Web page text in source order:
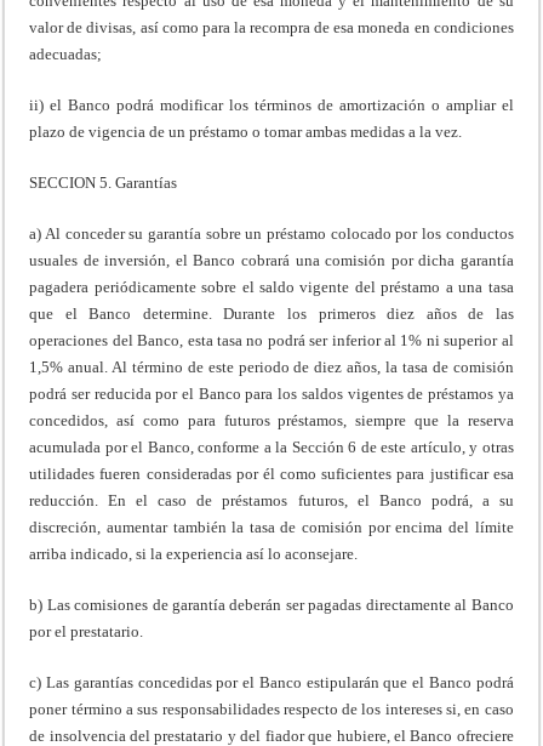
valor de divisas, así como para la recompra de esa moneda en condiciones
adecuadas;
ii) el Banco podrá modificar los términos de amortización o ampliar el
plazo de vigencia de un préstamo o tomar ambas medidas a la vez.
SECCION 5. Garantías
a) Al conceder su garantía sobre un préstamo colocado por los conductos
usuales de inversión, el Banco cobrará una comisión por dicha garantía
pagadera periódicamente sobre el saldo vigente del préstamo a una tasa
que el Banco determine. Durante los primeros diez años de las
operaciones del Banco, esta tasa no podrá ser inferior al 1% ni superior al
1,5% anual. Al término de este periodo de diez años, la tasa de comisión
podrá ser reducida por el Banco para los saldos vigentes de préstamos ya
concedidos, así como para futuros préstamos, siempre que la reserva
acumulada por el Banco, conforme a la Sección 6 de este artículo, y otras
utilidades fueren consideradas por él como suficientes para justificar esa
reducción. En el caso de préstamos futuros, el Banco podrá, a su
discreción, aumentar también la tasa de comisión por encima del límite
arriba indicado, si la experiencia así lo aconsejare.
b) Las comisiones de garantía deberán ser pagadas directamente al Banco
por el prestatario.
c) Las garantías concedidas por el Banco estipularán que el Banco podrá
poner término a sus responsabilidades respecto de los intereses si, en caso
de insolvencia del prestatario y del fiador que hubiere, el Banco ofreciere